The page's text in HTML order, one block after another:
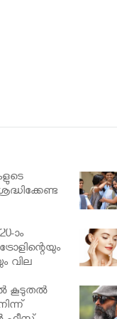
ാം
വില
കൂടുതൽ